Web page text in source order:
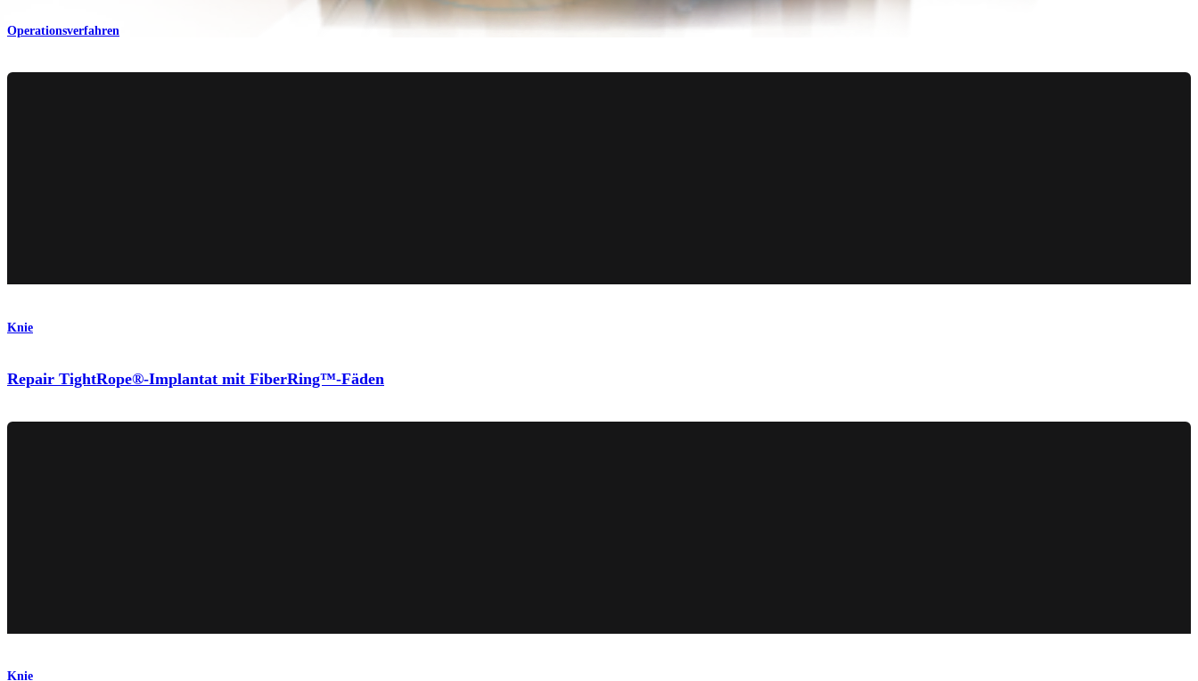
Operationsverfahren
Knie
Repair TightRope®-Implantat mit FiberRing™-Fäden
Knie